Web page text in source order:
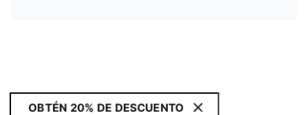
OBTÉN 20% DE DESCUENTO